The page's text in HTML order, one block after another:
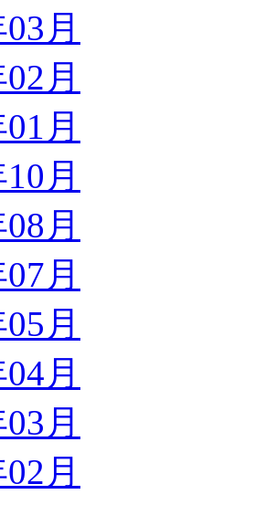
月
月
月
月
月
月
月
月
月
月